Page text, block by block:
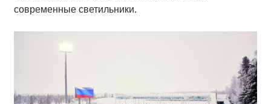
современные светильники.